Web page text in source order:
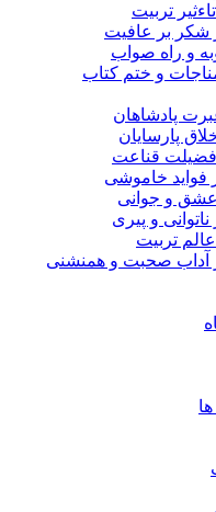
تربیت
شکر بر عافیت
و راه صواب
و ختم کتاب
پادشاهان
پارسایان
قناعت
فواید خاموشى
عشق و جوانى
و پیرى
تربیت
آداب صحبت و همنشنى